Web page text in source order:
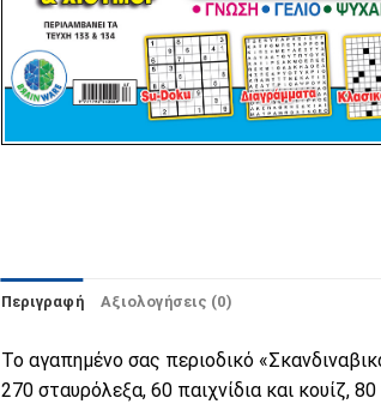
Περιγραφή Αξιολογήσεις (0)
Το αγαπημένο σας περιοδικό
270 σταυρόλεξα, 60 παιχνίδια και κουίζ,